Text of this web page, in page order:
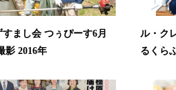
まし会 つぅぴーす6月
影 2016年
ル・ク
るくら